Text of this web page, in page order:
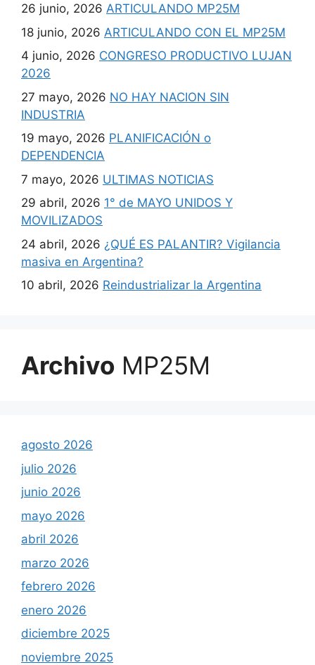
26 junio, 2026 ARTICULANDO MP25M
18 junio, 2026 ARTICULANDO CON EL MP25M
4 junio, 2026 CONGRESO PRODUCTIVO LUJAN
2026
27 mayo, 2026 NO HAY NACION SIN
INDUSTRIA
19 mayo, 2026 PLANIFICACIÓN o
DEPENDENCIA
7 mayo, 2026 ULTIMAS NOTICIAS
29 abril, 2026 1° de MAYO UNIDOS Y
MOVILIZADOS
24 abril, 2026 ¿QUÉ ES PALANTIR? Vigilancia
masiva en Argentina?
10 abril, 2026 Reindustrializar la Argentina
Archivo MP25M
agosto 2026
julio 2026
junio 2026
mayo 2026
abril 2026
marzo 2026
febrero 2026
enero 2026
diciembre 2025
noviembre 2025